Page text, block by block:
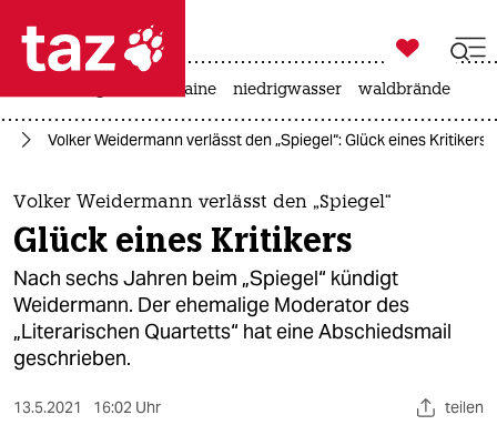
 taz zahl ich
taz zahl ich
themen
politik
öko
gesellschaft
kultur

taz zahl ich
krieg in der ukraine niedrigwasser waldbrände
Volker Weidermann verlässt den „Spiegel“: Glück eines Kritikers
Volker Weidermann verlässt den „Spiegel“
Glück eines Kritikers
Nach sechs Jahren beim „Spiegel“ kündigt
Weidermann. Der ehemalige Moderator des
„Literarischen Quartetts“ hat eine Abschiedsmail
geschrieben.
13.5.2021 16:02 Uhr teilen